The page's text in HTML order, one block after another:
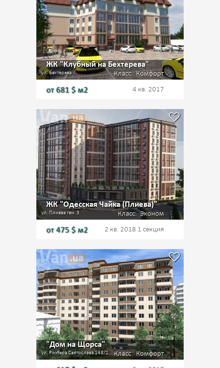
ЖК "Клубный на Бехтерева"
Класс:Комфорт
ул. Бехтерева
от681 $ м2 4 кв. 2017
ЖК "Одесская Чайка (Плиева)"
Класс:Эконом
ул. Плиева ген. 3
от475$ м2 2 кв. 2018 1 секция
"Дом на Щорса"
Класс:Комфорт
ул. Рихтера Святослава 148/2